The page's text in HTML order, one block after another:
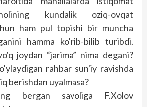
kundalik oziq-ovqat
ham pul topishi bir muncha
hamma ko'rib-bilib turibdi.
joydan “jarima” nima degani?
rahbar sun'iy ravishda
berishdan uyalmasa?
bergan savoliga F.Xolov